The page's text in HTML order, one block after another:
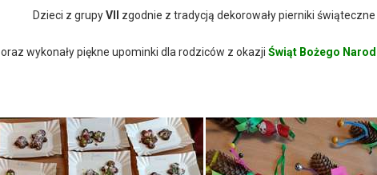
Dzieci z grupyVII zgodnie z tradycją dekorowały pierniki świąteczne
oraz wykonały piękne upominki dla rodziców z okazji Świąt Bożego